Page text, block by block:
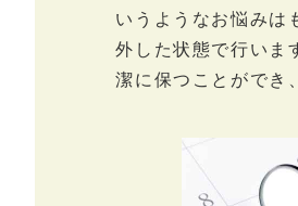
いうようなお悩みは
外した状態で行いま
潔に保つことができ